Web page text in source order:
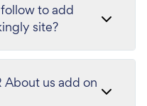
to add
site?
About us add on